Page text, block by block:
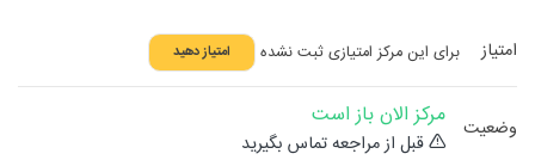
امتیاز برای این مرکز امتیازی ثبت نشده امتیاز دهید
وضعیت مرکز الان باز است
قبل از مراجعه تماس بگیرید